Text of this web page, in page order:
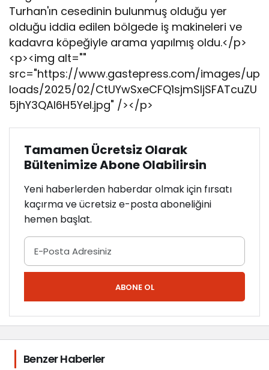
Turhan'ın cesedinin bulunmuş olduğu yer
olduğu iddia edilen bölgede iş makineleri ve
kadavra köpeğiyle arama yapılmış oldu.</p>
<p><img alt=""
src="https://www.gastepress.com/images/up
loads/2025/02/CtUYwSxeCFQ1sjmSljSFATcuZU
5jhY3QAl6H5Yel.jpg" /></p>
Tamamen Ücretsiz Olarak
Bültenimize Abone Olabilirsin
Yeni haberlerden haberdar olmak için fırsatı
kaçırma ve ücretsiz e-posta aboneliğini
hemen başlat.
ABONE OL
Benzer Haberler